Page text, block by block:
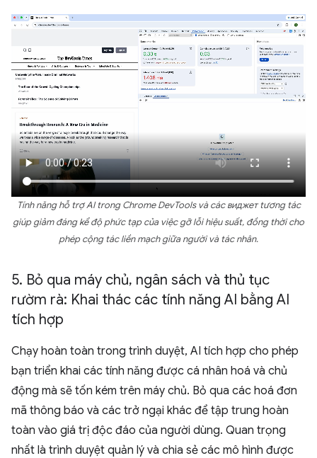
Tính năng hỗ trợ AI trong Chrome DevTools và các виджет tương tác
giúp giảm đáng kể độ phức tạp của việc gỡ lỗi hiệu suất, đồng thời cho
phép cộng tác liền mạch giữa người và tác nhân.
5. Bỏ qua máy chủ, ngân sách và thủ tục
rườm rà: Khai thác các tính năng AI bằng AI
tích hợp
Chạy hoàn toàn trong trình duyệt, AI tích hợp cho phép
bạn triển khai các tính năng được cá nhân hoá và chủ
động mà sẽ tốn kém trên máy chủ. Bỏ qua các hoá đơn
mã thông báo và các trở ngại khác để tập trung hoàn
toàn vào giá trị độc đáo của người dùng. Quan trọng
nhất là trình duyệt quản lý và chia sẻ các mô hình được